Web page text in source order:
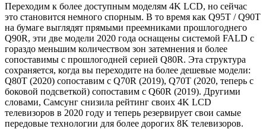
Переходим к более доступным моделям 4K LCD, но сейчас
это становится немного спорным. В то время как Q95T / Q90T
на бумаге выглядят прямыми преемниками прошлогоднего
Q90R, эти две модели 2020 года оснащены системой FALD с
гораздо меньшим количеством зон затемнения и более
сопоставимы с прошлогодней серией Q80R. Эта структура
сохраняется, когда вы переходите на более дешевые модели:
Q80T (2020) сопоставим с Q70R (2019), Q70T (2020, теперь с
боковой подсветкой) сопоставим с Q60R (2019). Другими
словами, Самсунг снизила рейтинг своих 4K LCD
телевизоров в 2020 году и теперь резервирует свои самые
передовые технологии для более дорогих 8K телевизоров.